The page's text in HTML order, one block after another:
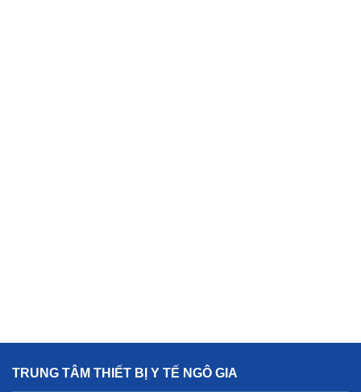
TRUNG TÂM THIẾT BỊ Y TẾ NGÔ GIA